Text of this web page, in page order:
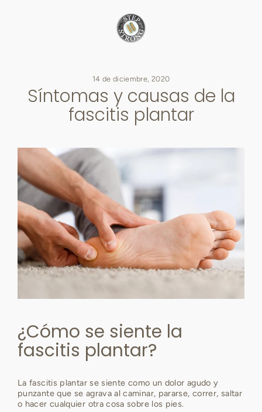
14 de diciembre, 2020
Síntomas y causas de la
fascitis plantar
¿Cómo se siente la
fascitis plantar?
La fascitis plantar se siente como un dolor agudo y
punzante que se agrava al caminar, pararse, correr, saltar
o hacer cualquier otra cosa sobre los pies.